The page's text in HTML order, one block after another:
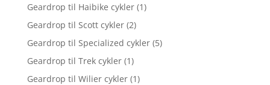
Geardrop til Haibike cykler (1)
Geardrop til Scott cykler (2)
Geardrop til Specialized cykler (5)
Geardrop til Trek cykler (1)
Geardrop til Wilier cykler (1)